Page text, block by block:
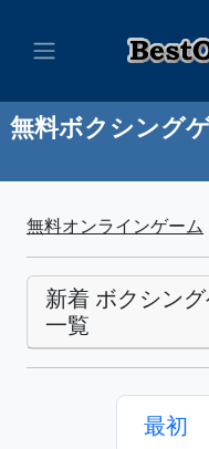
無料ボクシング
無料オンラインゲーム
新着 ボクシン
一覧
最初